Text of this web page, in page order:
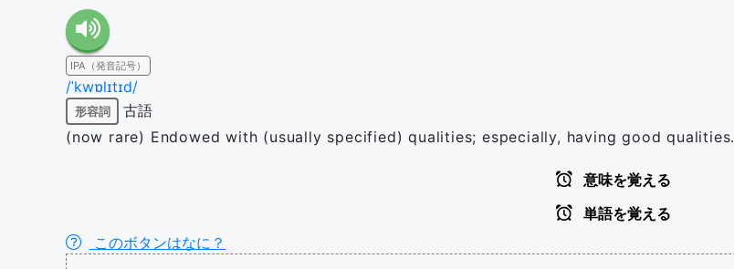
IPA（発音記号）
/ˈkwɒlɪtɪd/
形容詞
古語
(now rare) Endowed with (usually specified) qualities; especially, having good qualities.
意味を覚える
単語を覚える
このボタンはなに？